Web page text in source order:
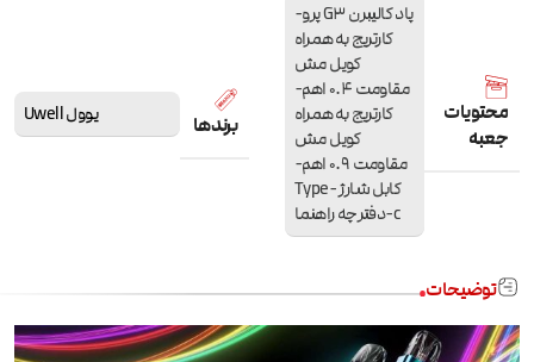
محتویات
جعبه
پاد کالیبرن G3 پرو-
کارتریج به همراه
کویل مش
مقاومت 0.4 اهم-
کارتریج به همراه
کویل مش
مقاومت 0.9 اهم-
کابل شارژ Type-
c-دفترچه راهنما
برندها یوول Uwell
توضیحات